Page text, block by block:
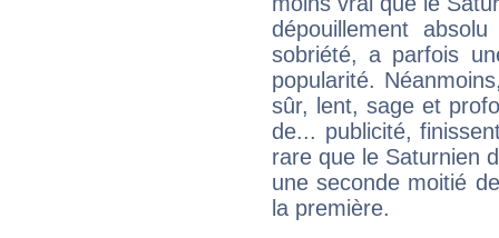
dépouillement
sobriété, a parfois
popularité.
sûr, lent, sage et
de... publicité,
rare que le Saturnien
une seconde moitié
la première.